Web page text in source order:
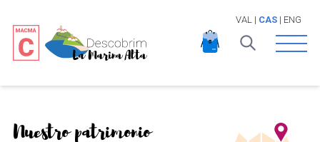
VAL | CAS| ENG
Open
Nuestro patrimonio